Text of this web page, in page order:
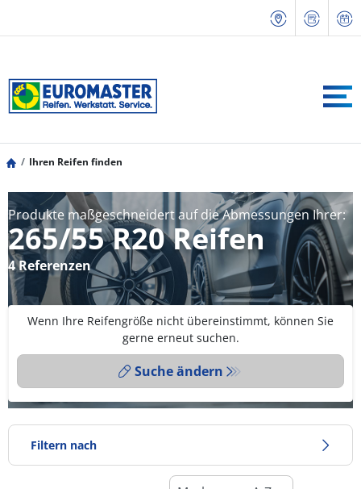
Ihren Reifen finden
Produkte maßgeschneidert auf die Abmessungen Ihrer:
265/55 R20 Reifen
4 Referenzen
Wenn Ihre Reifengröße nicht übereinstimmt, können Sie
gerne erneut suchen.
Suche ändern
Filtern nach